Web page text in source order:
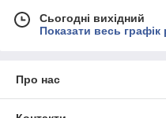
Сьогодні вихідний
Показати весь графік
Про нас